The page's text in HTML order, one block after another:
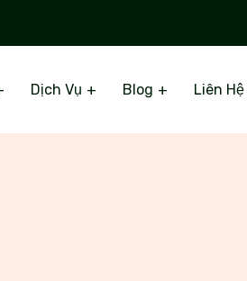
Dịch Vụ Blog Liên Hệ